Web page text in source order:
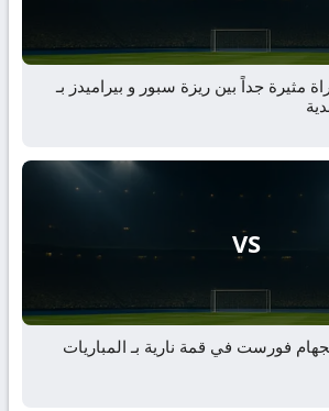
مثيرة جداً بين ريزة سبور و بيراميدز بـ
VS
فورست في قمة نارية بـ المباريات